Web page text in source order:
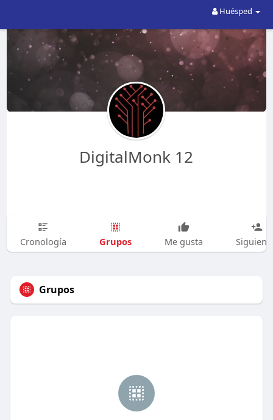
Huésped
DigitalMonk 12
Cronología Grupos Me gusta
Grupos